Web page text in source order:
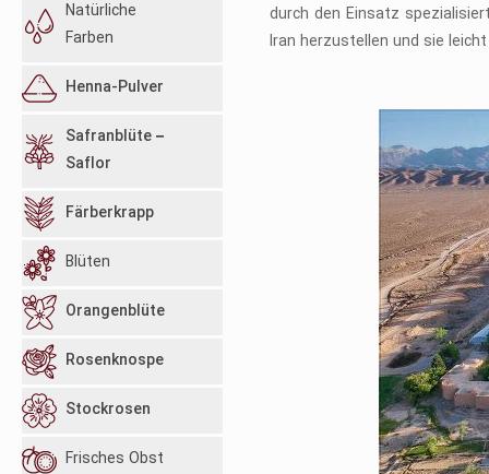
durch den Einsatz
Iran herzustellen und sie
Natürliche
Farben
Henna-Pulver
Safranblüte –
Saflor
Färberkrapp
Blüten
Orangenblüte
Rosenknospe
Stockrosen
Frisches Obst